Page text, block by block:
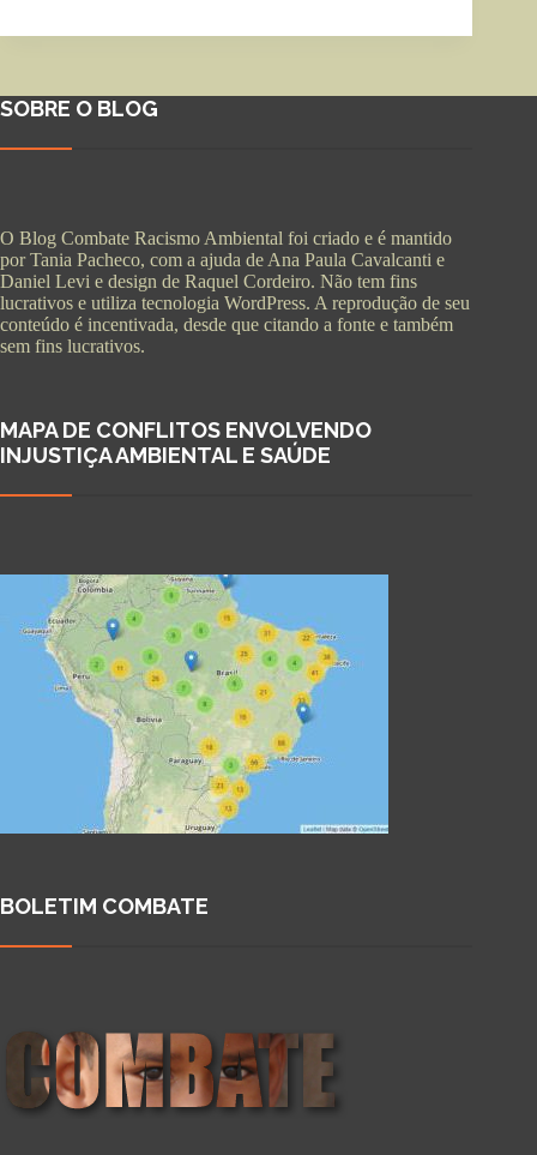
SOBRE O BLOG
O Blog Combate Racismo Ambiental foi criado e é mantido
por Tania Pacheco, com a ajuda de Ana Paula Cavalcanti e
Daniel Levi e design de Raquel Cordeiro. Não tem fins
lucrativos e utiliza tecnologia WordPress. A reprodução de seu
conteúdo é incentivada, desde que citando a fonte e também
sem fins lucrativos.
MAPA DE CONFLITOS ENVOLVENDO
INJUSTIÇA AMBIENTAL E SAÚDE
BOLETIM COMBATE